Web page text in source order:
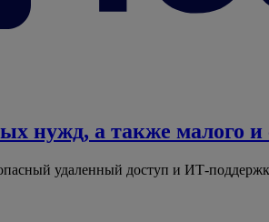
нужд, а также малого и
удаленный доступ и ИТ-